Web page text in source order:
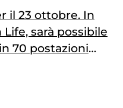
il 23 ottobre. In
sarà possibile
70 postazioni